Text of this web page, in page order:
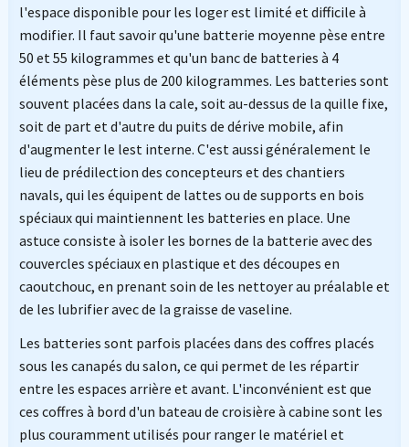
l'espace disponible pour les loger est limité et difficile à
modifier. Il faut savoir qu'une batterie moyenne pèse entre
50 et 55 kilogrammes et qu'un banc de batteries à 4
éléments pèse plus de 200 kilogrammes. Les batteries sont
souvent placées dans la cale, soit au-dessus de la quille fixe,
soit de part et d'autre du puits de dérive mobile, afin
d'augmenter le lest interne. C'est aussi généralement le
lieu de prédilection des concepteurs et des chantiers
navals, qui les équipent de lattes ou de supports en bois
spéciaux qui maintiennent les batteries en place. Une
astuce consiste à isoler les bornes de la batterie avec des
couvercles spéciaux en plastique et des découpes en
caoutchouc, en prenant soin de les nettoyer au préalable et
de les lubrifier avec de la graisse de vaseline.
Les batteries sont parfois placées dans des coffres placés
sous les canapés du salon, ce qui permet de les répartir
entre les espaces arrière et avant. L'inconvénient est que
ces coffres à bord d'un bateau de croisière à cabine sont les
plus couramment utilisés pour ranger le matériel et